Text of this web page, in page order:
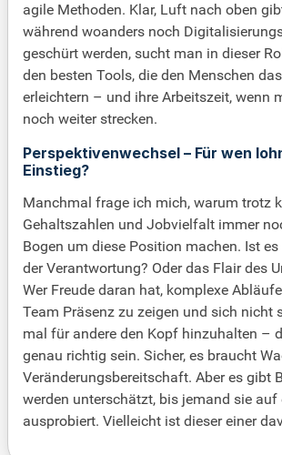
agile Methoden. Klar, Luft nach oben
während woanders noch
geschürt werden, sucht man in dieser
den besten Tools, die den Menschen
erleichtern – und ihre Arbeitszeit, wenn
noch weiter strecken.
Perspektivenwechsel – Für wen
Einstieg?
Manchmal frage ich mich, warum trotz
Gehaltszahlen und Jobvielfalt immer
Bogen um diese Position machen. Ist es
der Verantwortung? Oder das Flair des
Wer Freude daran hat, komplexe
Team Präsenz zu zeigen und sich nicht
mal für andere den Kopf hinzuhalten –
genau richtig sein. Sicher, es braucht
Veränderungsbereitschaft. Aber es gibt
werden unterschätzt, bis jemand sie auf
ausprobiert. Vielleicht ist dieser einer